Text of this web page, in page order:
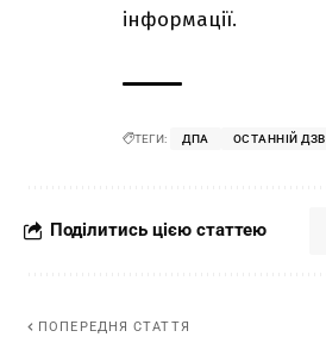
інформації.
ТЕГИ: ДПА ОСТАННІЙ
Поділитись цією статтею
ПОПЕРЕДНЯ СТАТТЯ